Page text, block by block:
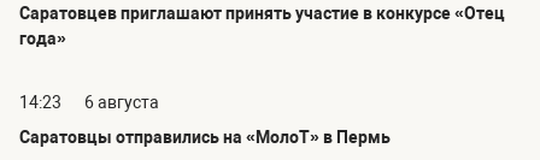
Саратовцев приглашают принять участие в конкурсе «Отец
года»
14:23
6 августа
Саратовцы отправились на «МолоТ» в Пермь